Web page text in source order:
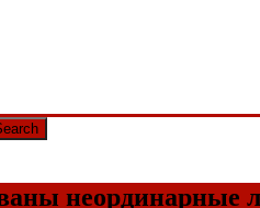
неординарные